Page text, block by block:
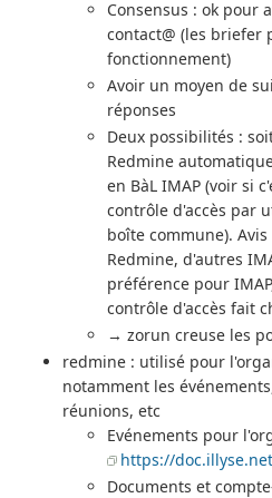
Consensus : ok pour
contact@ (les briefer
fonctionnement)
Avoir un moyen de
réponses
Deux possibilités :
Redmine
en BàL IMAP (voir si
contrôle d'accès par
boîte commune).
Redmine, d'autres
préférence pour
contrôle d'accès fait
→ zorun creuse les
redmine : utilisé pour
notamment les
réunions, etc
Evénements pour
https://
Documents et